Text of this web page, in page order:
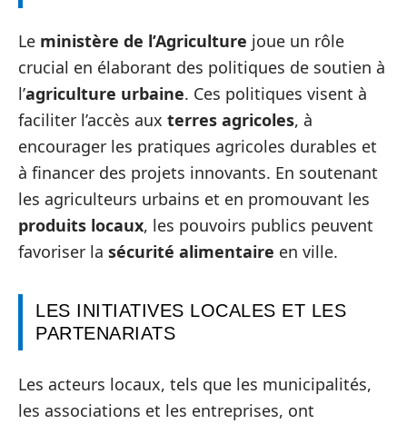
Le ministère de l’Agriculture joue un rôle
crucial en élaborant des politiques de soutien à
l’agriculture urbaine. Ces politiques visent à
faciliter l’accès aux terres agricoles, à
encourager les pratiques agricoles durables et
à financer des projets innovants. En soutenant
les agriculteurs urbains et en promouvant les
produits locaux, les pouvoirs publics peuvent
favoriser la sécurité alimentaire en ville.
LES INITIATIVES LOCALES ET LES
PARTENARIATS
Les acteurs locaux, tels que les municipalités,
les associations et les entreprises, ont